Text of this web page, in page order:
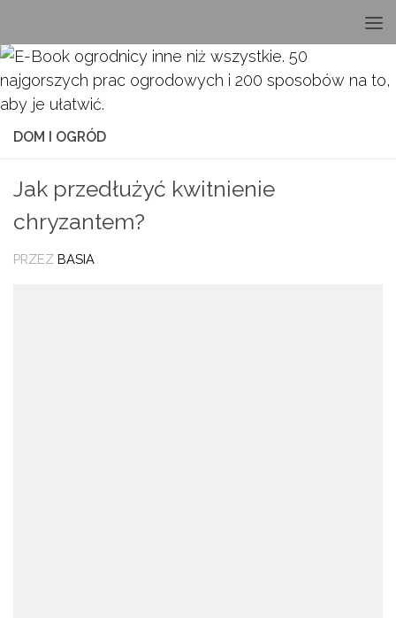
DOM I OGRÓD
Jak przedłużyć kwitnienie
chryzantem?
PRZEZ BASIA